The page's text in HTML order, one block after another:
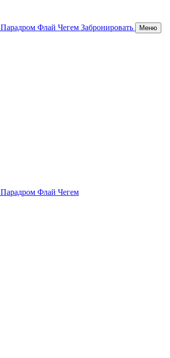
Парадром Флай Чегем Забронировать Меню
Парадром Флай Чегем